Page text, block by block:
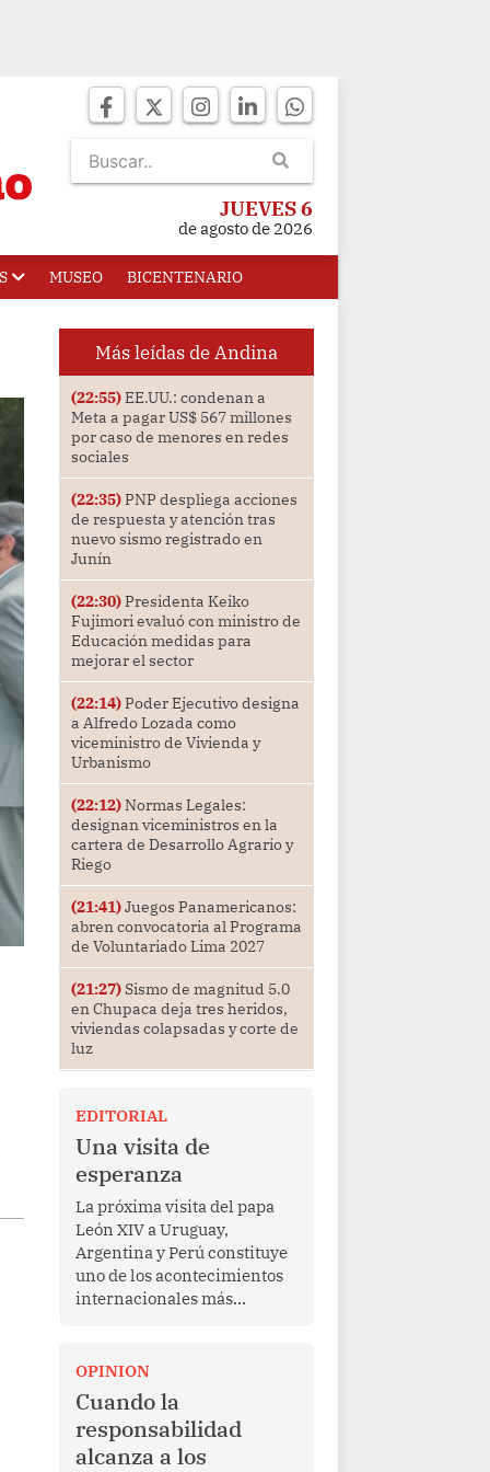
JUEVES 6
de agosto de 2026
MUSEO BICENTENARIO
Más leídas de Andina
(22:55)EE.UU.: condenan a
Meta a pagar US$ 567 millones
por caso de menores en redes
sociales
(22:35)PNP despliega acciones
de respuesta y atención tras
nuevo sismo registrado en
Junín
(22:30)Presidenta Keiko
Fujimori evaluó con ministro de
Educación medidas para
mejorar el sector
(22:14)Poder Ejecutivo designa
a Alfredo Lozada como
viceministro de Vivienda y
Urbanismo
(22:12)Normas Legales:
designan viceministros en la
cartera de Desarrollo Agrario y
Riego
(21:41)Juegos Panamericanos:
abren convocatoria al Programa
de Voluntariado Lima 2027
(21:27)Sismo de magnitud 5.0
en Chupaca deja tres heridos,
viviendas colapsadas y corte de
luz
EDITORIAL
Una visita de
esperanza
La próxima visita del papa
León XIV a Uruguay,
Argentina y Perú constituye
uno de los acontecimientos
internacionales más
Más allá de su dimensión
religiosa, esta gira
representa una oportunidad
para reafirmar el valor del
diálogo, fortalecer los
OPINION
Cuando la
responsabilidad
alcanza a los